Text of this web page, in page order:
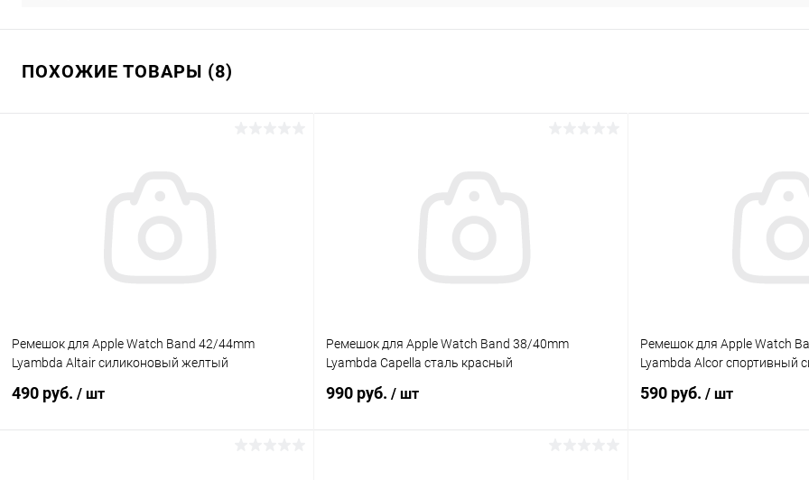
ПОХОЖИЕ ТОВАРЫ (8)
Ремешок для Apple Watch Band 42/44mm
Lyambda Altair силиконовый желтый
490 руб. / шт
Ремешок для Apple Watch Band 38/40mm
Lyambda Capella сталь красный
990 руб. / шт
Ремешок для Apple Watch
Lyambda Alcor спортивный
590 руб. / шт